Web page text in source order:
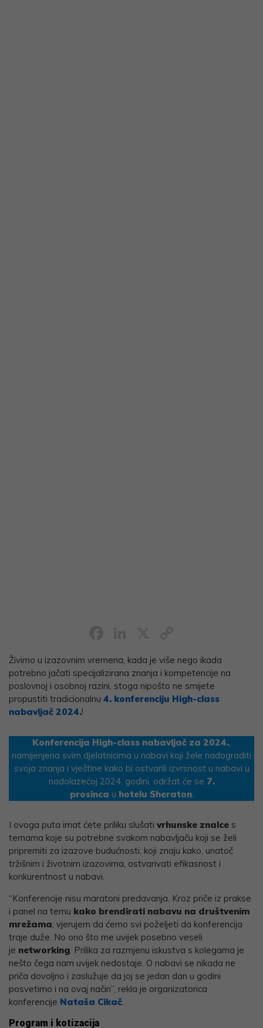
Link
Živimo u izazovnim vremena, kada je više nego ikada
potrebno jačati specijalizirana znanja i kompetencije na
poslovnoj i osobnoj razini, stoga nipošto ne smijete
propustiti tradicionalnu 4. konferenciju High-class
nabavljač 2024.!
Konferencija High-class nabavljač za 2024.,
namijenjena svim djelatnicima u nabavi koji žele nadograditi
svoja znanja i vještine kako bi ostvarili izvrsnost u nabavi u
nadolazećoj 2024. godini, održat će se 7.
prosinca u hotelu Sheraton.
I ovoga puta imat ćete priliku slušati vrhunske znalce s
temama koje su potrebne svakom nabavljaču koji se želi
pripremiti za izazove budućnosti, koji znaju kako, unatoč
tržišnim i životnim izazovima, ostvarivati efikasnost i
konkurentnost u nabavi.
“Konferencije nisu maratoni predavanja. Kroz priče iz prakse
i panel na temu kako brendirati nabavu na društvenim
mrežama, vjerujem da ćemo svi poželjeti da konferencija
traje duže. No ono što me uvijek posebno veseli
je networking. Prilika za razmjenu iskustva s kolegama je
nešto čega nam uvijek nedostaje. O nabavi se nikada ne
priča dovoljno i zaslužuje da joj se jedan dan u godini
posvetimo i na ovaj način”, rekla je organizatorica
konferencije Nataša Cikač.
Program i kotizacija